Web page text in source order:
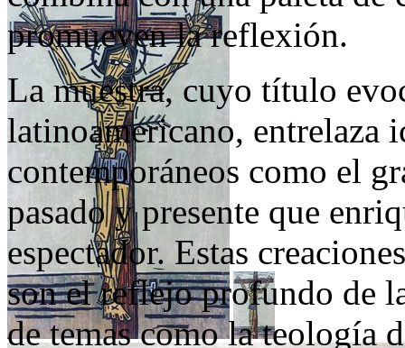
promueven la reflexión.
La muestra, cuyo título
latinoamericano, entrelaza
contemporáneos como el
pasado y presente que
espectador. Estas
son el reflejo profundo de
de temas como la teología